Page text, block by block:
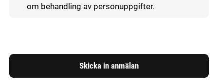
om behandling av personuppgifter.
Skicka in anmälan